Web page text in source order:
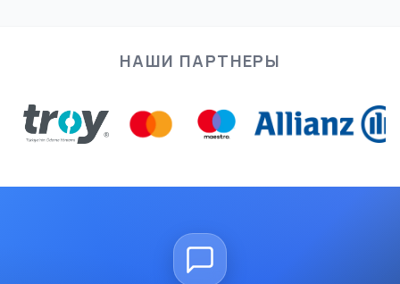
НАШИ ПАРТНЕРЫ